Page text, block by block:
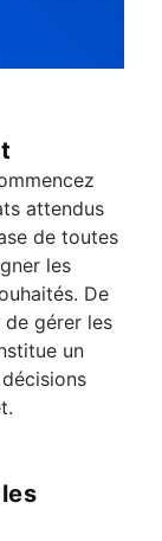
attendus
de toutes
les
De
gérer les
un